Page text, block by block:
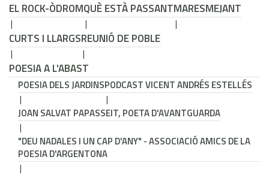
EL ROCK-ÒDROMQUÈ ESTÀ PASSANTMARESMEJANT
CURTS I LLARGSREUNIÓ DE POBLE
POESIA A L'ABAST
POESIA DELS JARDINSPODCAST VICENT ANDRÉS ESTELLÉS
JOAN SALVAT PAPASSEIT, POETA D'AVANTGUARDA
"DEU NADALES I UN CAP D'ANY" - ASSOCIACIÓ AMICS DE LA
POESIA D'ARGENTONA